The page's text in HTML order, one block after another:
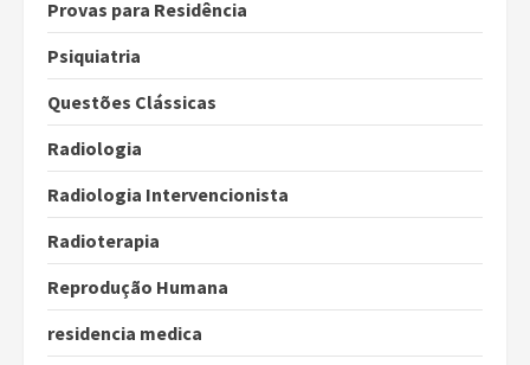
Provas para Residência
Psiquiatria
Questões Clássicas
Radiologia
Radiologia Intervencionista
Radioterapia
Reprodução Humana
residencia medica